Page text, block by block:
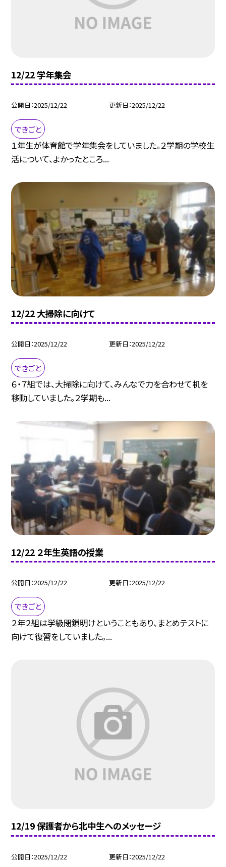
12/22 学年集会
公開日 2025/12/22 更新日 2025/12/22
できごと
１年生が体育館で学年集会をしていました。２学期の学校生
活について、よかったところ...
12/22 大掃除に向けて
公開日 2025/12/22 更新日 2025/12/22
できごと
６・７組では、大掃除に向けて、みんなで力を合わせて机を
移動していました。２学期も...
12/22 ２年生英語の授業
公開日 2025/12/22 更新日 2025/12/22
できごと
２年２組は学級閉鎖明けということもあり、まとめテストに
向けて復習をしていました。...
12/19 保護者から北中生へのメッセージ
公開日 2025/12/22 更新日 2025/12/22